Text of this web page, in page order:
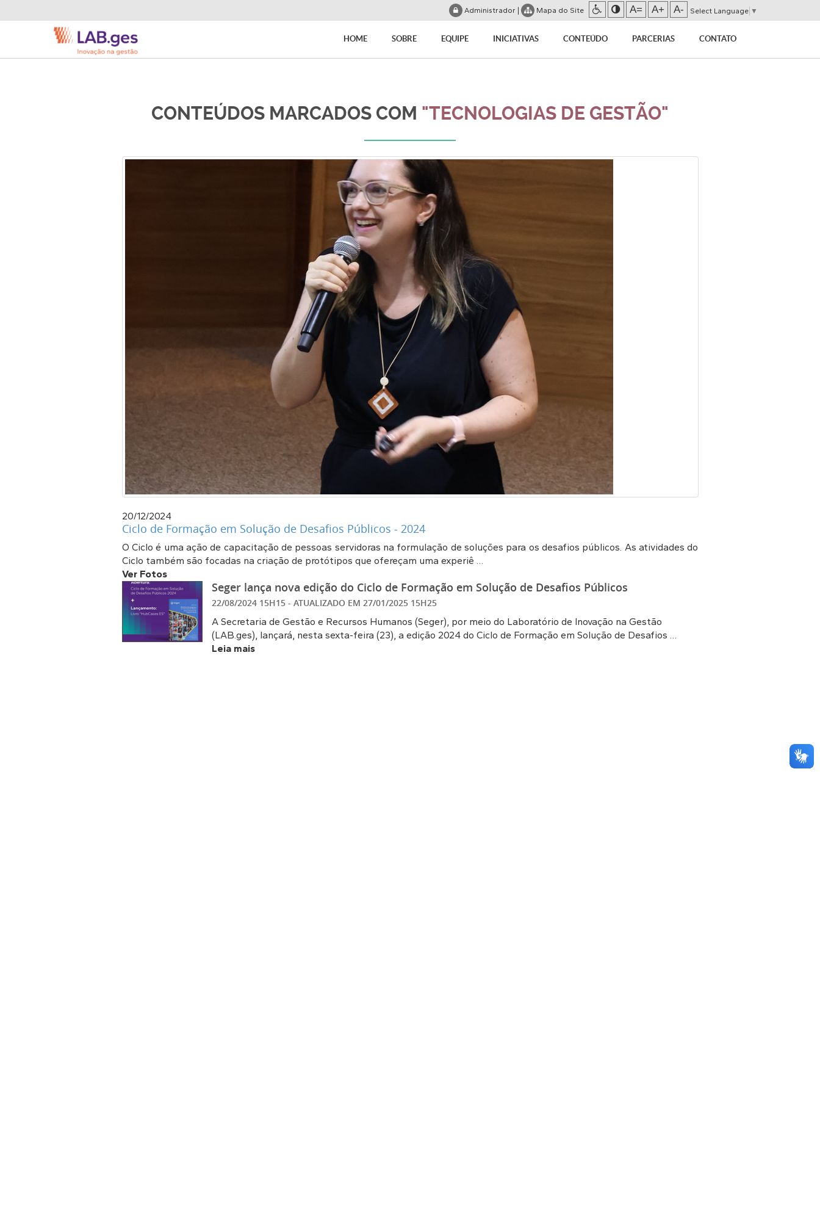
Administrador Mapa do Site A= A+ A- Select Language ▼
HOME SOBRE EQUIPE INICIATIVAS CONTEÚDO PARCERIAS CONTATO
CONTEÚDOS MARCADOS COM "TECNOLOGIAS DE GESTÃO"
20/12/2024
Ciclo de Formação em Solução de Desafios Públicos - 2024
O Ciclo é uma ação de capacitação de pessoas servidoras na formulação de soluções para os desafios públicos. As atividades do
Ciclo também são focadas na criação de protótipos que ofereçam uma experiê …
Ver Fotos
Seger lança nova edição do Ciclo de Formação em Solução de Desafios Públicos
22/08/2024 15H15 - ATUALIZADO EM 27/01/2025 15H25
A Secretaria de Gestão e Recursos Humanos (Seger), por meio do Laboratório de Inovação na Gestão
(LAB.ges), lançará, nesta sexta-feira (23), a edição 2024 do Ciclo de Formação em Solução de Desafios …
Leia mais